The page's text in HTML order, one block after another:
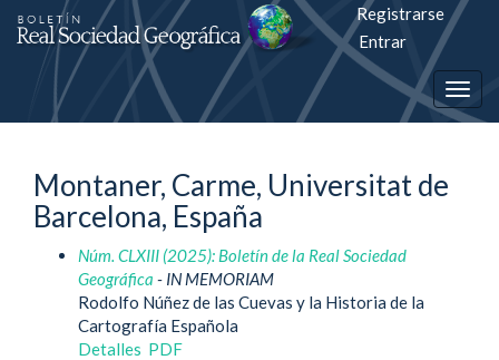
Salto
rápiso
a
página
contenido
Navegación
principal
Registrarse
Entrar
Montaner, Carme, Universitat de
Barcelona, España
Núm. CLXIII (2025): Boletín de la Real Sociedad
Geográfica - IN MEMORIAM
Rodolfo Núñez de las Cuevas y la Historia de la
Cartografía Española
Detalles PDF